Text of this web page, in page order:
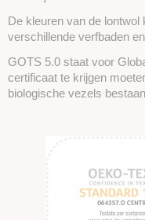
De kleuren van de
verschillende verfbaden
GOTS 5.0 staat voor
certificaat te krijgen
biologische vezels